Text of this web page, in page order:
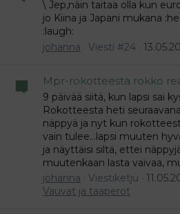
\ Jep,näin taitaa olla kun
jo Kiina ja Japani mukana
:laugh:
johanna
Viesti #24
Mpr-rokotteesta rokko
9 päivää siitä, kun lapsi sai
Rokotteesta heti
näppyä ja nyt kun
vain tulee...lapsi muuten
ja näyttäisi siltä, ettei
muutenkaan lasta vaivaa,
johanna
Viestiketju
Vauvat ja taaperot